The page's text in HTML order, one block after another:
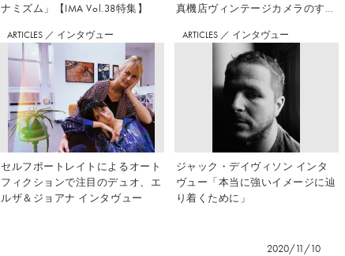
ナミズム」【IMA Vol.38特集】
真機店ヴィンテージカメラのすす
ARTICLES ／ インタヴュー
セルフポートレイトによるオート
フィクションで注目のデュオ、エ
ルザ＆ジョアナ インタヴュー
ARTICLES ／ インタヴュー
ジャック・デイヴィソン インタ
ヴュー「本当に強いイメージに辿
り着くために」
2020/11/10